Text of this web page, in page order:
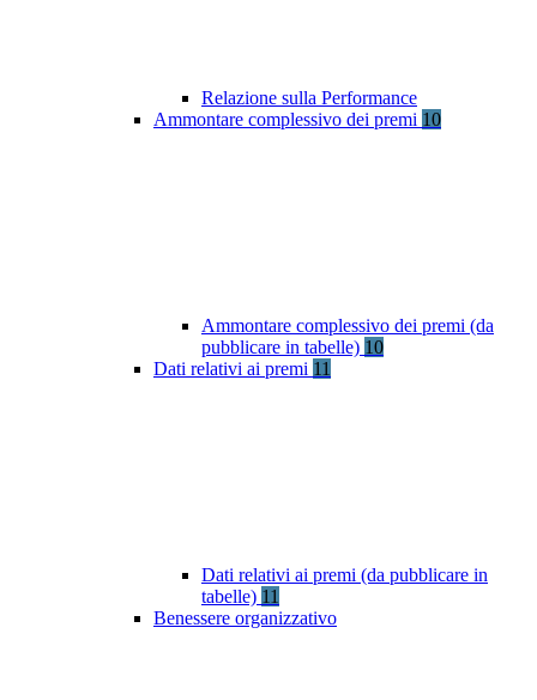
Relazione sulla Performance
Ammontare complessivo dei premi 10
Ammontare complessivo dei premi (da
pubblicare in tabelle) 10
Dati relativi ai premi 11
Dati relativi ai premi (da pubblicare in
tabelle) 11
Benessere organizzativo